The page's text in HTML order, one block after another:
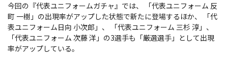
今回の『代表ユニフォームガチャ』では、 「代表ユニフォーム 反
町 一樹」の出現率がアップした状態で新たに登場するほか、 「代
表ユニフォーム日向 小次郎」、 「代表ユニフォーム 三杉 淳」、
「代表ユニフォーム 次藤 洋」の3選手も「厳選選手」として出現
率がアップしている。